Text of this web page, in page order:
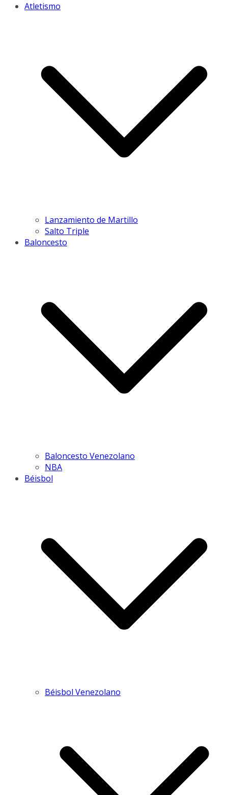
Atletismo
Lanzamiento de Martillo
Salto Triple
Baloncesto
Baloncesto Venezolano
NBA
Béisbol
Béisbol Venezolano